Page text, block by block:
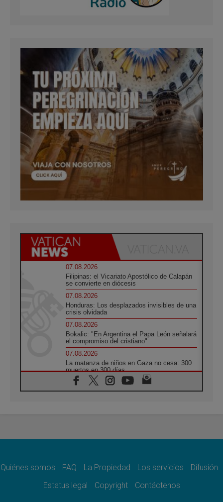
07.08.2026
Filipinas: el Vicariato Apostólico de Calapán
se convierte en diócesis
07.08.2026
Honduras: Los desplazados invisibles de una
crisis olvidada
07.08.2026
Bokalic: "En Argentina el Papa León señalará
el compromiso del cristiano"
07.08.2026
La matanza de niños en Gaza no cesa: 300
muertos en 300 días
07.08.2026
Tagle: La guerra desfigura el mundo, solo la
como misión al servicio del Evangelio
SIGNIS 2026, dar voz a las religiosas en el
Quiénes somos FAQ La Propiedad Los servicios
Difusión
Estatus legal
Copyright Contáctenos